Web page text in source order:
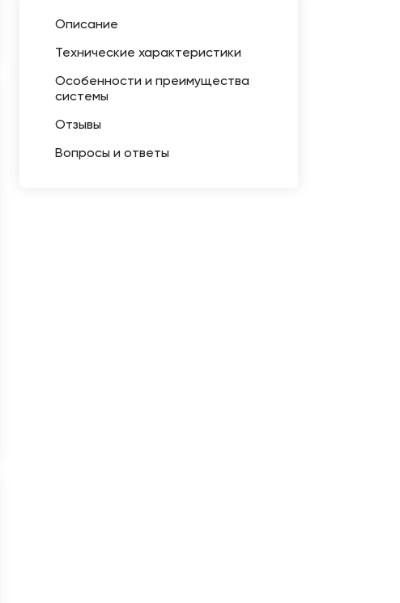
Описание
Технические характеристики
Особенности и преимущества
системы
Отзывы
Вопросы и ответы